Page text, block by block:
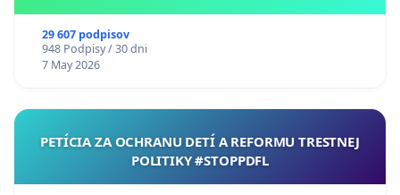
29 607 podpisov
948 Podpisy / 30 dni
7 May 2026
PETÍCIA ZA OCHRANU DETÍ A REFORMU TRESTNEJ
POLITIKY #STOPPDFL